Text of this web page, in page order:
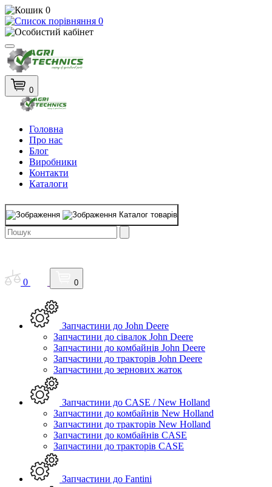
0
0
0
Головна
Про нас
Блог
Виробники
Контакти
Каталоги
Каталог товарів
0 0
Запчастини до John Deere
Запчастини до сівалок John Deere
Запчастини до комбайнів John Deere
Запчастини до тракторів John Deere
Запчастини до зернових жаток
Запчастини до CASE / New Holland
Запчастини до комбайнів New Holland
Запчастини до тракторів New Holland
Запчастини до комбайнів CASE
Запчастини до тракторів CASE
Запчастини до Fantini